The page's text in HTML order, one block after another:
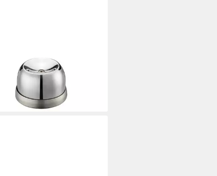
Edelstahl Eiersteche
- in 3-4 Werktagen bei dir